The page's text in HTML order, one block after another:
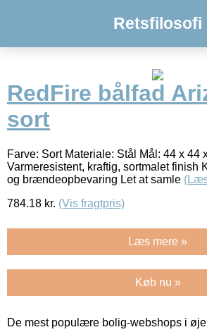
Retsfilosofi
RedFire bålfad
sort
Farve: Sort Materiale: Stål Mål: 44 x 44
Varmeresistent, kraftig, sortmalet finish
og brændeopbevaring Let at samle
784.18 kr. (Vis fragtpris)
Læs mere »
Køb nu »
De mest populære bolig-webshops i